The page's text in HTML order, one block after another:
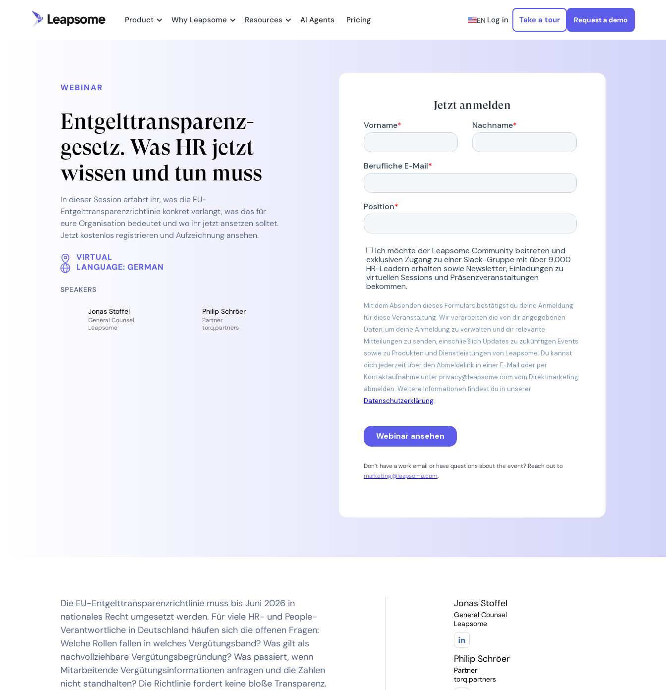
Product Why Leapsome Resources AI Agents Pricing EN Log in Take a tour Request a demo
WEBINAR
Entgelt­transparenz­
gesetz. Was HR jetzt
wissen und tun muss
In dieser Session erfahrt ihr, was die EU-
Entgelttransparenzrichtlinie konkret verlangt, was das für
eure Organisation bedeutet und wo ihr jetzt ansetzen solltet.
Jetzt kostenlos registrieren und Aufzeichnung ansehen.
VIRTUAL
LANGUAGE: GERMAN
SPEAKERS
Jonas Stoffel
General Counsel
Leapsome
Philip Schröer
Partner
torq.partners
Jetzt anmelden
Don’t have a work email or have questions about the event? Reach out to
marketing@leapsome.com.
Die EU-Entgelttransparenzrichtlinie muss bis Juni 2026 in
nationales Recht umgesetzt werden. Für viele HR- und People-
Verantwortliche in Deutschland häufen sich die offenen Fragen:
Welche Rollen fallen in welches Vergütungsband? Was gilt als
nachvollziehbare Vergütungsbegründung? Was passiert, wenn
Mitarbeitende Vergütungsinformationen anfragen und die Zahlen
nicht standhalten? Die Richtlinie fordert keine bloße Transparenz.
Jonas Stoffel
General Counsel
Leapsome
Philip Schröer
Partner
torq.partners